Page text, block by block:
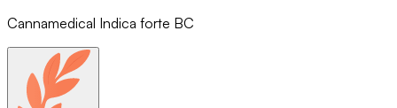
Cannamedical Indica forte BC